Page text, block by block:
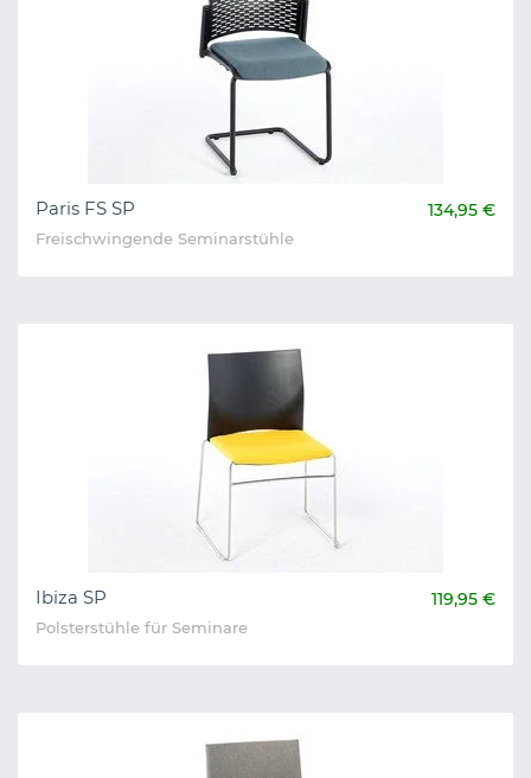
Paris FS SP 134,95 €
Freischwingende Seminarstühle
Ibiza SP 119,95 €
Polsterstühle für Seminare